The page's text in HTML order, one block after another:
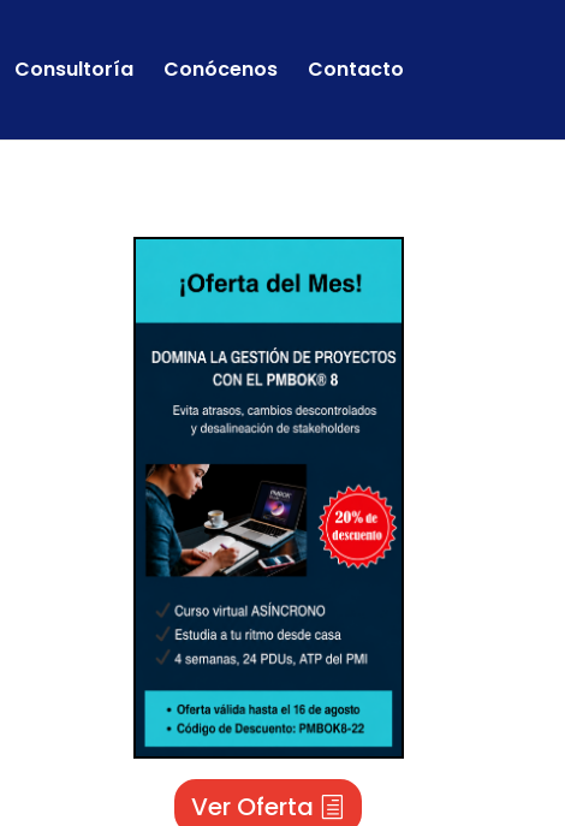
Consultoría Conócenos Contacto
Ver Oferta